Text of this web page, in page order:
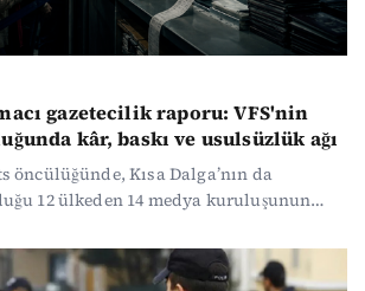
gazetecilik raporu: VFS'nin
kâr, baskı ve usulsüzlük ağı
öncülüğünde, Kısa Dalga’nın da
12 ülkeden 14 medya kuruluşunun
tekel konumuna gelen VFS
pahalı “isteğe bağlı ek